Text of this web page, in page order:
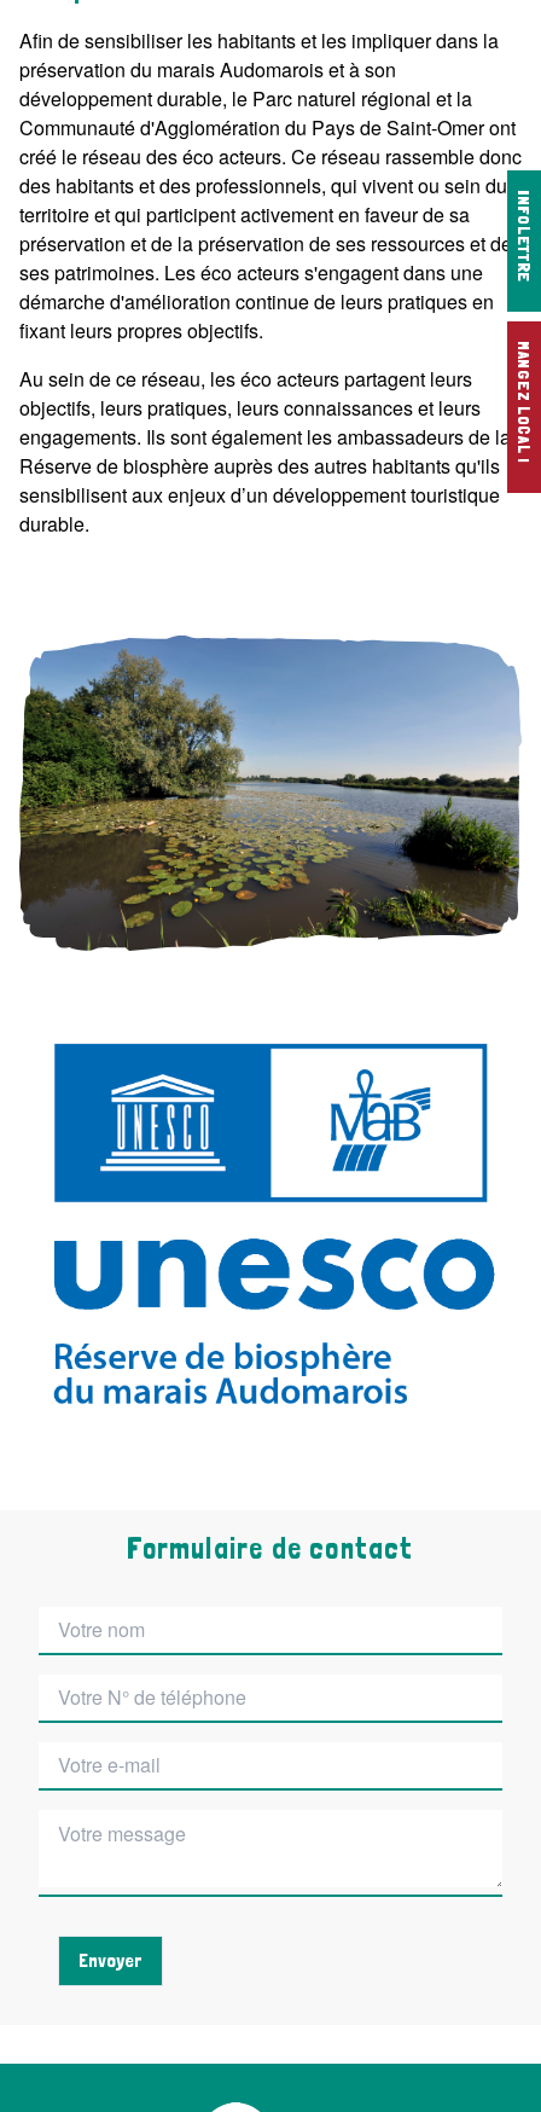
INFOLETTRE
MANGEZ LOCAL !
Afin de sensibiliser les habitants et les impliquer dans la
préservation du marais Audomarois et à son
développement durable, le Parc naturel régional et la
Communauté d'Agglomération du Pays de Saint-Omer ont
créé le réseau des éco acteurs. Ce réseau rassemble donc
des habitants et des professionnels, qui vivent ou sein du
territoire et qui participent activement en faveur de sa
préservation et de la préservation de ses ressources et de
ses patrimoines. Les éco acteurs s'engagent dans une
démarche d'amélioration continue de leurs pratiques en
fixant leurs propres objectifs.
Au sein de ce réseau, les éco acteurs partagent leurs
objectifs, leurs pratiques, leurs connaissances et leurs
engagements. Ils sont également les ambassadeurs de la
Réserve de biosphère auprès des autres habitants qu'ils
sensibilisent aux enjeux d’un développement touristique
durable.
Formulaire de contact
Envoyer